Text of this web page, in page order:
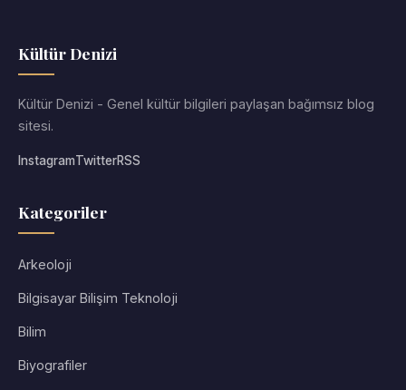
Kültür Denizi
Kültür Denizi - Genel kültür bilgileri paylaşan bağımsız blog
sitesi.
InstagramTwitterRSS
Kategoriler
Arkeoloji
Bilgisayar Bilişim Teknoloji
Bilim
Biyografiler